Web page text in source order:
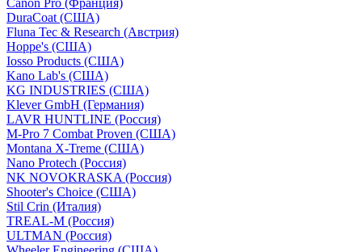
Canon Pro (Франция)
DuraCoat (США)
Fluna Tec & Research (Австрия)
Hoppe's (США)
Iosso Products (США)
Kano Lab's (США)
KG INDUSTRIES (США)
Klever GmbH (Германия)
LAVR HUNTLINE (Россия)
M-Pro 7 Combat Proven (СШA)
Montana X-Treme (США)
Nano Protech (Россия)
NK NOVOKRASKA (Россия)
Shooter's Choice (СШA)
Stil Crin (Италия)
TREAL-M (Россия)
ULTMAN (Россия)